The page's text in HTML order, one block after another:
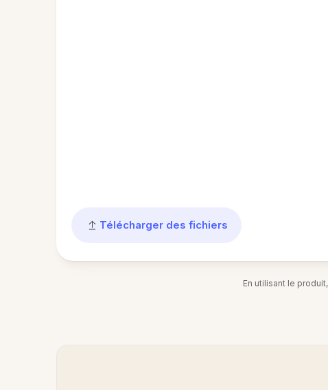
Télécharger des fichiers
En utilisant le